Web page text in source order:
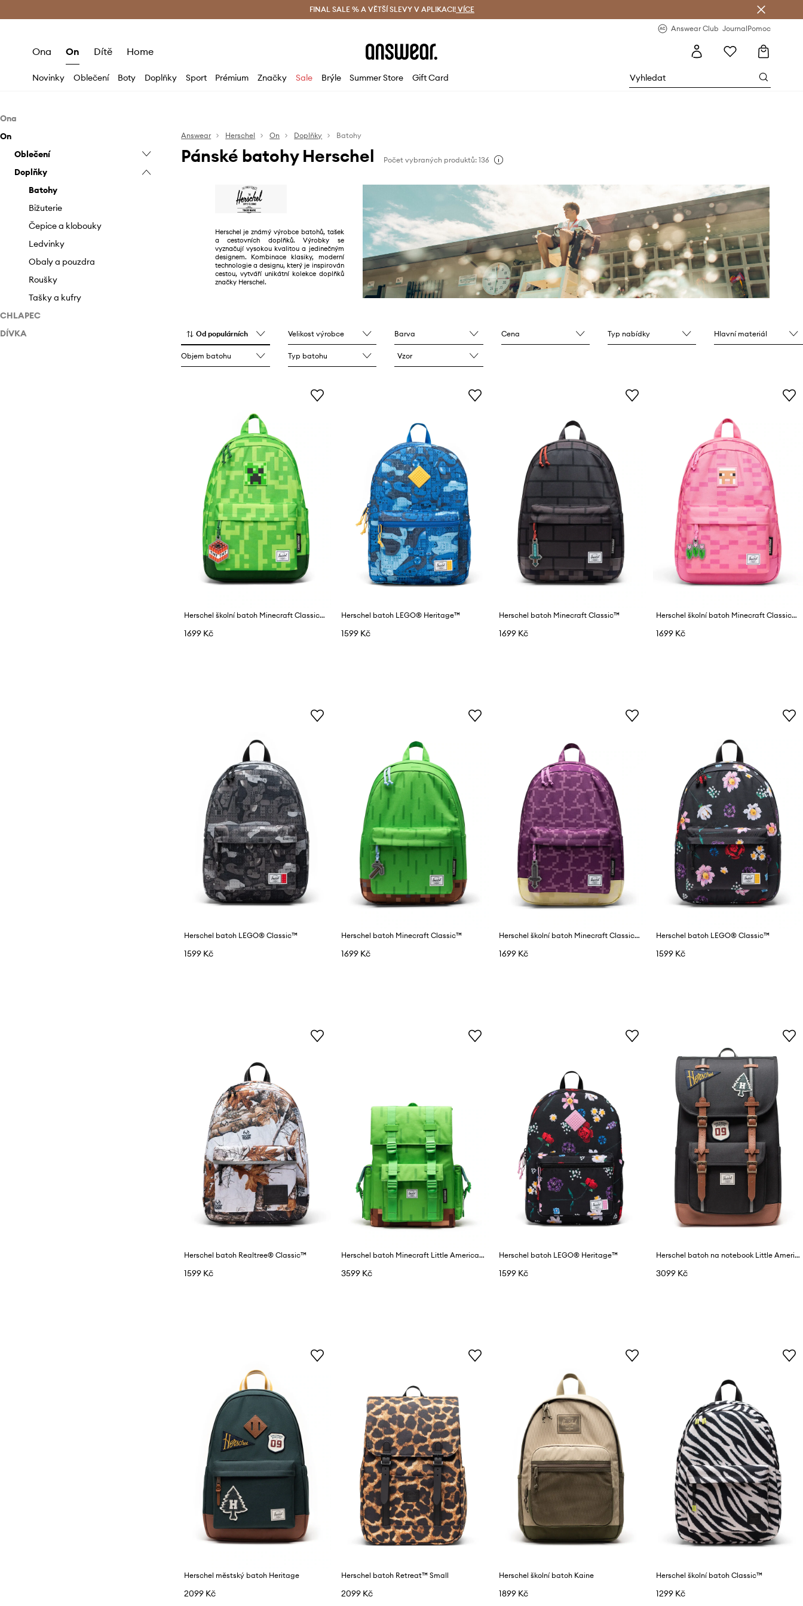
Doručení a vrácení zdarma (od 1800 Kč) Doručení i do 24 h
FINAL SALE % A VĚTŠÍ SLEVY V APLIKACI! VÍCE
Answear Club JournalPomoc
Ona On Dítě Home
Novinky Oblečení Boty Doplňky Sport Prémium Značky Sale Brýle Summer Store Gift Card
Ona
Kalhoty a legíny
Mikiny
Šortky
Topy a trička
Doplňky
Batohy
Bižuterie
Čepice a klobouky
Kabelky
Obaly a pouzdra
Roušky
Tašky a kufry
On
Oblečení
Bundy
Mikiny
T-shirt a polo
Doplňky
Batohy
Bižuterie
Čepice a klobouky
Ledvinky
Obaly a pouzdra
Roušky
Tašky a kufry
CHLAPEC
Doplňky
DÍVKA
Answear Herschel On Doplňky Batohy
Pánské batohy Herschel Počet vybraných produktů: 136
Herschel je známý výrobce batohů, tašek
a cestovních doplňků. Výrobky se
vyznačují vysokou kvalitou a jedinečným
designem. Kombinace klasiky, moderní
technologie a designu, který je inspirován
cestou, vytváří unikátní kolekce doplňků
značky Herschel.
Od populárních Velikost výrobce Barva Cena Typ nabídky Hlavní materiál
Objem batohu Typ batohu Vzor
Herschel školní batoh Minecraft Classic™
1699 Kč
Herschel batoh LEGO® Heritage™
1599 Kč
Herschel batoh Minecraft Classic™
1699 Kč
Herschel školní batoh Minecraft Classic™
1699 Kč
Herschel batoh LEGO® Classic™
1599 Kč
Herschel batoh Minecraft Classic™
1699 Kč
Herschel školní batoh Minecraft Classic™
1699 Kč
Herschel batoh LEGO® Classic™
1599 Kč
Herschel batoh Realtree® Classic™
1599 Kč
Herschel batoh Minecraft Little America™
3599 Kč
Herschel batoh LEGO® Heritage™
1599 Kč
Herschel batoh na notebook Little America™
3099 Kč
Herschel městský batoh Heritage
2099 Kč
Herschel batoh Retreat™ Small
2099 Kč
Herschel školní batoh Kaine
1899 Kč
Herschel školní batoh Classic™
1299 Kč